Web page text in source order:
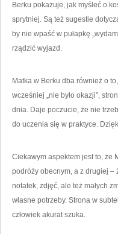
Berku pokazuje, jak myśleć o
sprytniej. Są też sugestie
by nie wpaść w pułapkę
rządzić wyjazd.
Matka w Berku dba również o
wcześniej „nie było okazji”,
dnia. Daje poczucie, że nie
do uczenia się w praktyce.
Ciekawym aspektem jest to, że
podróży obecnym, a z drugiej –
notatek, zdjęć, ale też małych
własne potrzeby. Strona w
człowiek akurat szuka.